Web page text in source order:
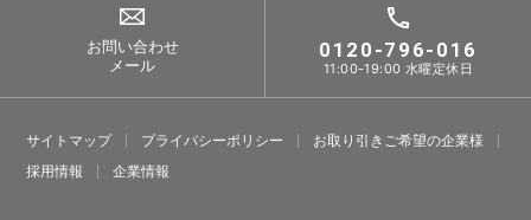
お問い合わせ
メール
0120-796-016
11:00-19:00 水曜定休日
サイトマップ プライバシーポリシー
お取り引きご希望の企業様
採⽤情報
企業情報